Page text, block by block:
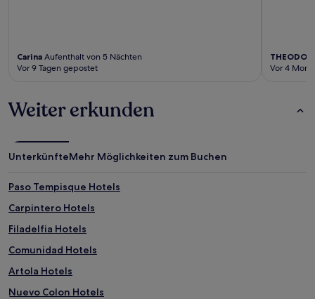
Carina Aufenthalt von 5 Nächten
Vor 9 Tagen gepostet
THEODOR
Vor 4
Weiter erkunden
UnterkünfteMehr Möglichkeiten zum Buchen
Paso Tempisque Hotels
Carpintero Hotels
Filadelfia Hotels
Comunidad Hotels
Artola Hotels
Nuevo Colon Hotels